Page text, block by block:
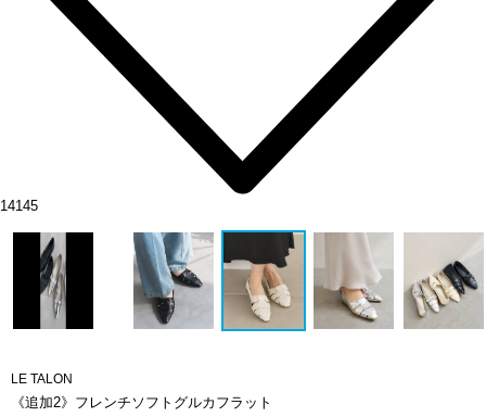
14145
LE TALON
《追加2》フレンチソフトグルカフラット